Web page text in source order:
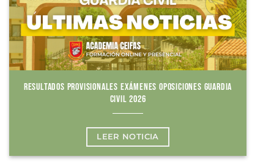
RESULTADOS PROVISIONALES EXÁMENES OPOSICIONES GUARDIA
CIVIL 2026
LEER NOTICIA